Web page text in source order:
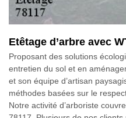
Etêtage d’arbre avec
Proposant des solutions
entretien du sol et en
et son équipe d’artisan
méthodes basées sur le
Notre activité d’arboriste